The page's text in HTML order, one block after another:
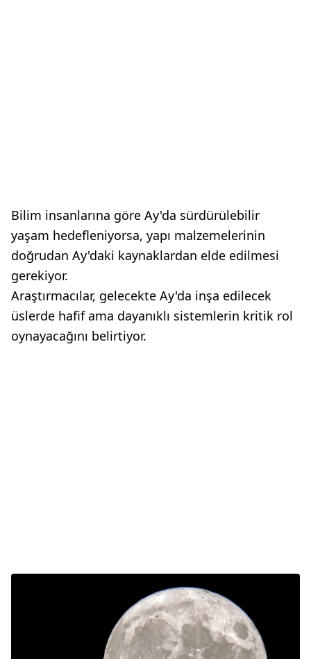
Bilim insanlarına göre Ay'da sürdürülebilir
yaşam hedefleniyorsa, yapı malzemelerinin
doğrudan Ay'daki kaynaklardan elde edilmesi
gerekiyor.
Araştırmacılar, gelecekte Ay'da inşa edilecek
üslerde hafif ama dayanıklı sistemlerin kritik rol
oynayacağını belirtiyor.